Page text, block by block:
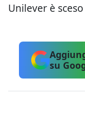
Unilever è
su